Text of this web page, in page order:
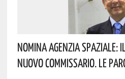
Nomina Agenzia Spaziale:
Nuovo Commissario. Le